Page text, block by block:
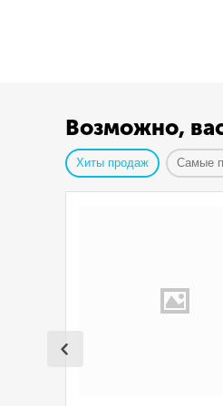
Возможно,
Хиты продаж Самые